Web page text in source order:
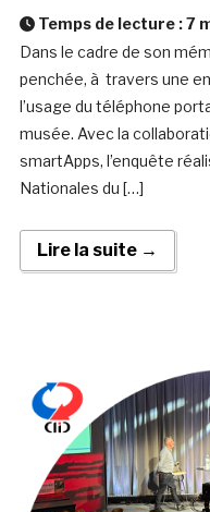
Temps de lecture :7
Dans le cadre de son
penchée, à travers une
l’usage du téléphone
musée. Avec la
smartApps, l’enquête
Nationales du […]
Lire la suite →